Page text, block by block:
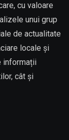
cu valoare
unui grup
de actualitate
locale și
informații
cât și